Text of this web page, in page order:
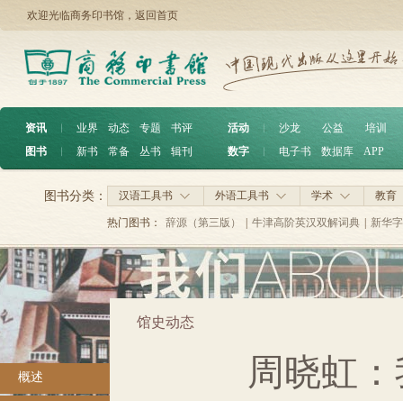
欢迎光临商务印书馆， 返回首页
资讯 ︱ 业界 动态 专题
书评
图书
︱ 新书 常备 丛书 辑刊
活动 沙龙 公益
培训
数字
电子书 数据库 APP
汉语工具书 外语工具书 学术 教育
图书分类：
热门图书： 辞源（第三版） 牛津高阶英汉双解词典 新华
概述
馆史动态
周晓虹